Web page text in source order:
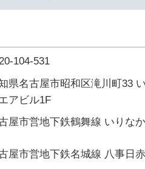
104-531
県名古屋市昭和区滝川町33
アビル1F
屋市営地下鉄鶴舞線 いりな
屋市営地下鉄名城線 八事日